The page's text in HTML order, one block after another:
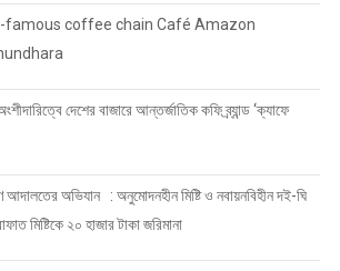
famous coffee chain Café Amazon
দেশের বাজারে আন্তর্জাতিক কফি ব্র্যান্ড ‘ক্যাফে
অভিযান : অনুমোদনহীন মিষ্টি ও নবায়নবিহীন দই-ঘি
মিষ্টিকে ২০ হাজার টাকা জরিমানা